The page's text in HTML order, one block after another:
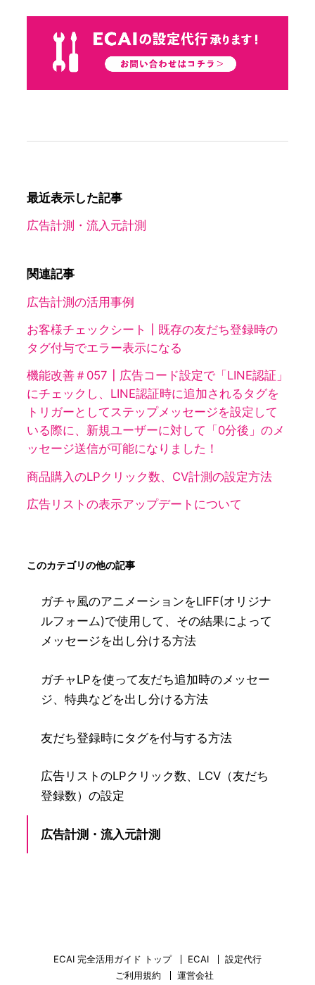
最近表示した記事
広告計測・流入元計測
関連記事
広告計測の活用事例
お客様チェックシート┃既存の友だち登録時の
タグ付与でエラー表示になる
機能改善＃057┃広告コード設定で「LINE認証」
にチェックし、LINE認証時に追加されるタグを
トリガーとしてステップメッセージを設定して
いる際に、新規ユーザーに対して「0分後」のメ
ッセージ送信が可能になりました！
商品購入のLPクリック数、CV計測の設定方法
広告リストの表示アップデートについて
このカテゴリの他の記事
ガチャ風のアニメーションをLIFF(オリジナ
ルフォーム)で使用して、その結果によって
メッセージを出し分ける方法
ガチャLPを使って友だち追加時のメッセー
ジ、特典などを出し分ける方法
友だち登録時にタグを付与する方法
広告リストのLPクリック数、LCV（友だち
登録数）の設定
広告計測・流入元計測
ECAI 完全活用ガイド トップ ECAI
設定代行
ご利用規約
運営会社